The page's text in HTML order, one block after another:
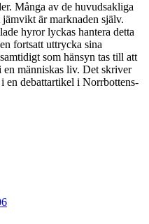
Många av de huvudsakliga
är marknaden själv.
hyror lyckas hantera detta
fortsatt uttrycka sina
som hänsyn tas till att
människas liv. Det skriver
en debattartikel i Norrbottens-